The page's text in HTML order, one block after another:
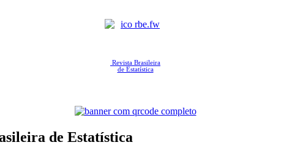
Revista Brasileira
de Estatística
de Estatística